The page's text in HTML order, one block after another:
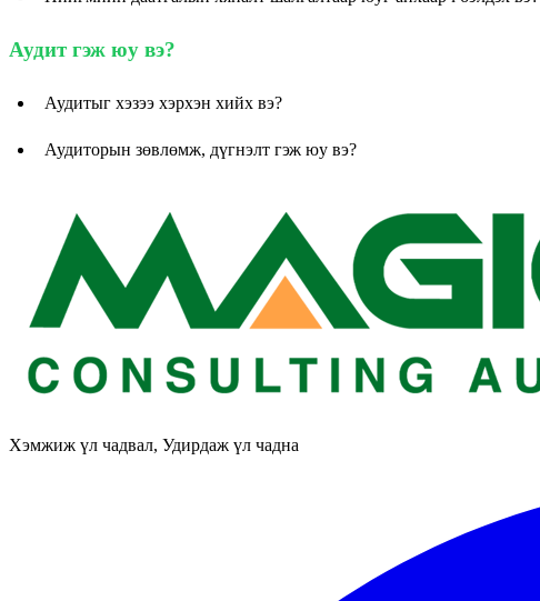
Аудит гэж юу вэ?
Аудитыг хэзээ хэрхэн хийх вэ?
Аудиторын зөвлөмж, дүгнэлт гэж юу вэ?
Хэмжиж үл чадвал, Удирдаж үл чадна